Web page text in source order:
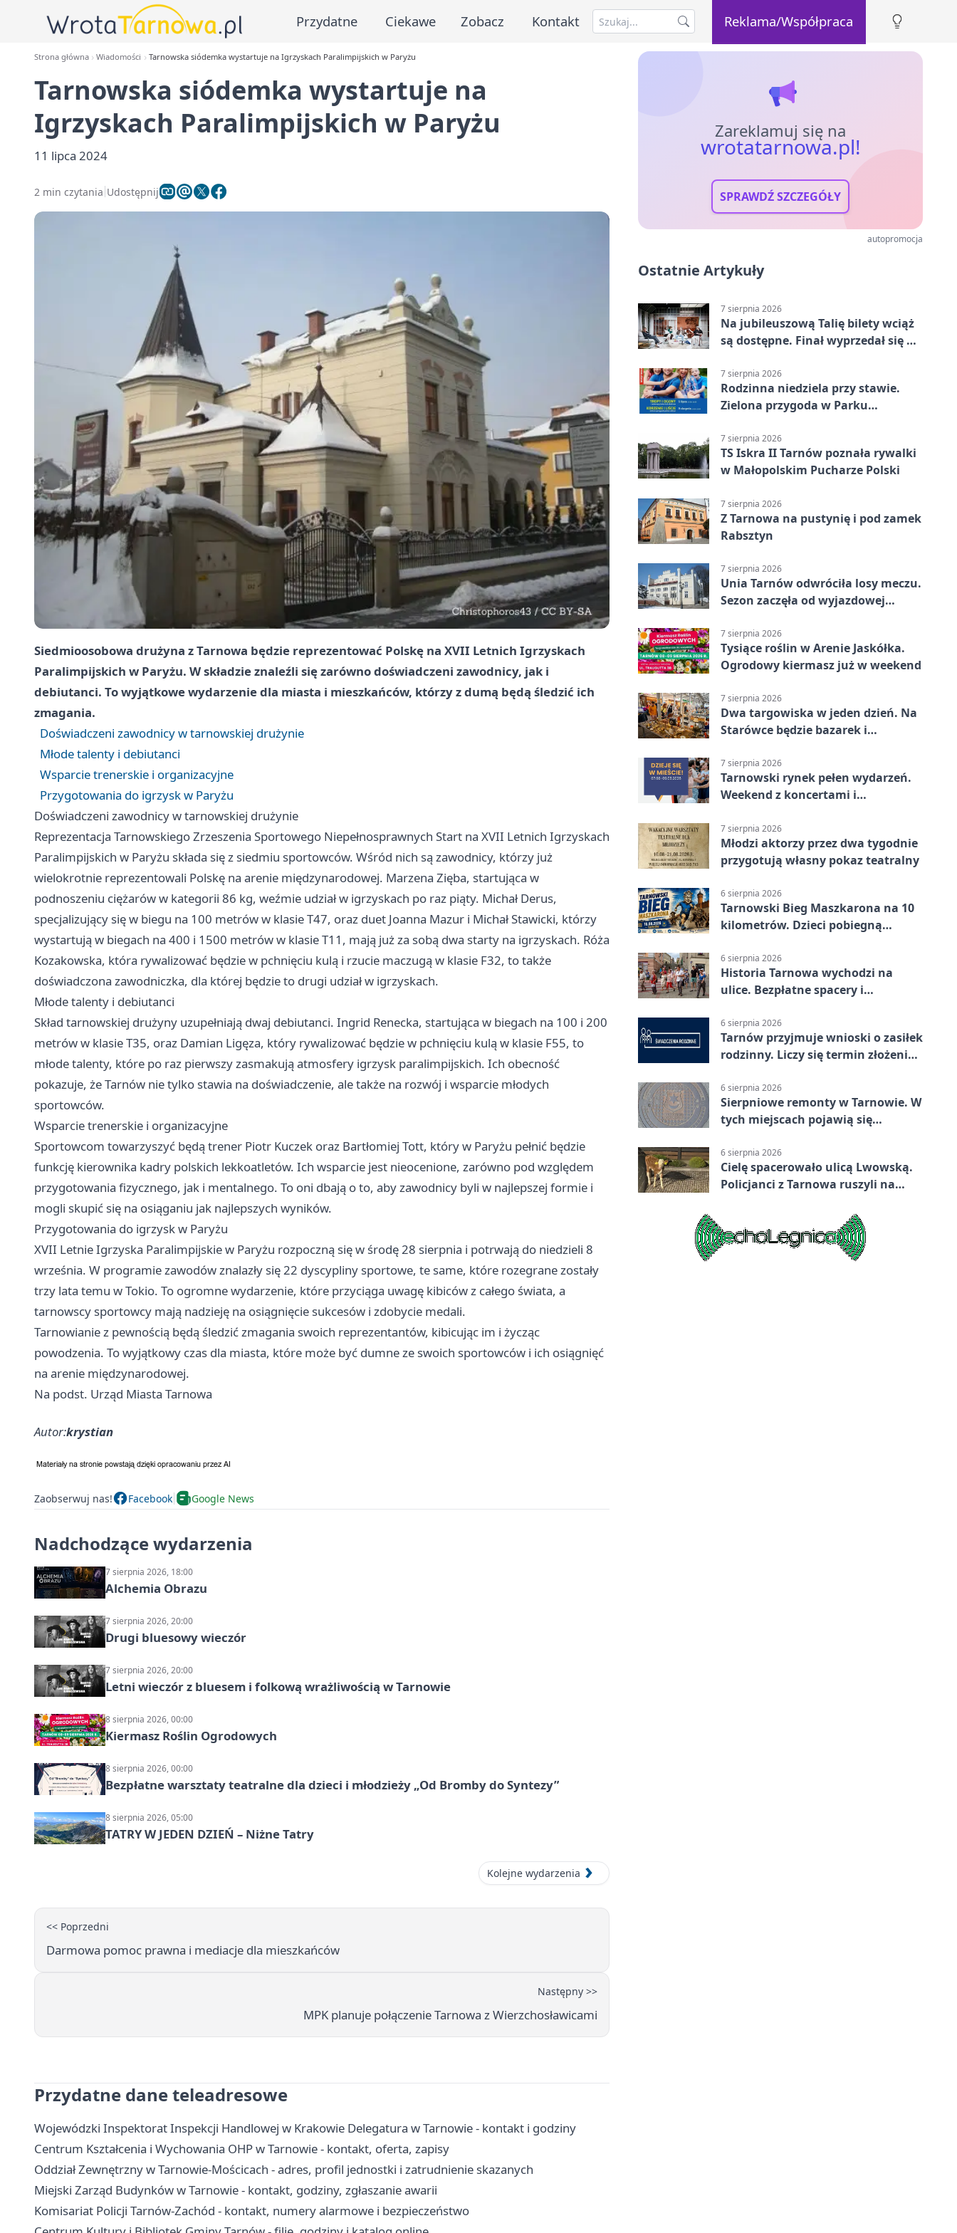
Przydatne Ciekawe Zobacz Kontakt Reklama/Współpraca
Strona główna Wiadomości Tarnowska siódemka wystartuje na Igrzyskach Paralimpijskich w Paryżu
Tarnowska siódemka wystartuje na
Igrzyskach Paralimpijskich w Paryżu
11 lipca 2024
2 min czytania Udostępnij
Siedmioosobowa drużyna z Tarnowa będzie reprezentować Polskę na XVII Letnich Igrzyskach
Paralimpijskich w Paryżu. W składzie znaleźli się zarówno doświadczeni zawodnicy, jak i
debiutanci. To wyjątkowe wydarzenie dla miasta i mieszkańców, którzy z dumą będą śledzić ich
zmagania.
Doświadczeni zawodnicy w tarnowskiej drużynie
Młode talenty i debiutanci
Wsparcie trenerskie i organizacyjne
Przygotowania do igrzysk w Paryżu
Doświadczeni zawodnicy w tarnowskiej drużynie
Reprezentacja Tarnowskiego Zrzeszenia Sportowego Niepełnosprawnych Start na XVII Letnich Igrzyskach
Paralimpijskich w Paryżu składa się z siedmiu sportowców. Wśród nich są zawodnicy, którzy już
wielokrotnie reprezentowali Polskę na arenie międzynarodowej. Marzena Zięba, startująca w
podnoszeniu ciężarów w kategorii 86 kg, weźmie udział w igrzyskach po raz piąty. Michał Derus,
specjalizujący się w biegu na 100 metrów w klasie T47, oraz duet Joanna Mazur i Michał Stawicki, którzy
wystartują w biegach na 400 i 1500 metrów w klasie T11, mają już za sobą dwa starty na igrzyskach. Róża
Kozakowska, która rywalizować będzie w pchnięciu kulą i rzucie maczugą w klasie F32, to także
doświadczona zawodniczka, dla której będzie to drugi udział w igrzyskach.
Młode talenty i debiutanci
Skład tarnowskiej drużyny uzupełniają dwaj debiutanci. Ingrid Renecka, startująca w biegach na 100 i 200
metrów w klasie T35, oraz Damian Ligęza, który rywalizować będzie w pchnięciu kulą w klasie F55, to
młode talenty, które po raz pierwszy zasmakują atmosfery igrzysk paralimpijskich. Ich obecność
pokazuje, żeTarnów nie tylko stawia na doświadczenie, ale także na rozwój i wsparcie młodych
sportowców.
Wsparcie trenerskie i organizacyjne
Sportowcom towarzyszyć będą trener Piotr Kuczek oraz Bartłomiej Tott, który w Paryżu pełnić będzie
funkcję kierownika kadry polskich lekkoatletów. Ich wsparcie jest nieocenione, zarówno pod względem
przygotowania fizycznego, jak i mentalnego. To oni dbają o to, aby zawodnicy byli w najlepszej formie i
mogli skupić się na osiąganiu jak najlepszych wyników.
Przygotowania do igrzysk w Paryżu
XVII Letnie Igrzyska Paralimpijskie w Paryżu rozpoczną się w środę 28 sierpnia i potrwają do niedzieli 8
września. W programie zawodów znalazły się 22 dyscypliny sportowe, te same, które rozegrane zostały
trzy lata temu w Tokio. To ogromne wydarzenie, które przyciąga uwagę kibiców z całego świata, a
tarnowscy sportowcy mają nadzieję na osiągnięcie sukcesów i zdobycie medali.
Tarnowianie z pewnością będą śledzić zmagania swoich reprezentantów, kibicując im i życząc
powodzenia. To wyjątkowy czas dla miasta, które może być dumne ze swoich sportowców i ich osiągnięć
na arenie międzynarodowej.
Na podst. Urząd Miasta Tarnowa
Autor:krystian
Zaobserwuj nas! Facebook Google News
Nadchodzące wydarzenia
7 sierpnia 2026, 18:00
Alchemia Obrazu
7 sierpnia 2026, 20:00
Drugi bluesowy wieczór
7 sierpnia 2026, 20:00
Letni wieczór z bluesem i folkową wrażliwością w Tarnowie
8 sierpnia 2026, 00:00
Kiermasz Roślin Ogrodowych
8 sierpnia 2026, 00:00
Bezpłatne warsztaty teatralne dla dzieci i młodzieży „Od Bromby do Syntezy”
8 sierpnia 2026, 05:00
TATRY W JEDEN DZIEŃ – Niżne Tatry
Kolejne wydarzenia
<< Poprzedni
Darmowa pomoc prawna i mediacje dla mieszkańców
Następny >>
MPK planuje połączenie Tarnowa z Wierzchosławicami
Przydatne dane teleadresowe
Wojewódzki Inspektorat Inspekcji Handlowej w Krakowie Delegatura w Tarnowie - kontakt i godziny
Centrum Kształcenia i Wychowania OHP w Tarnowie - kontakt, oferta, zapisy
Oddział Zewnętrzny w Tarnowie-Mościcach - adres, profil jednostki i zatrudnienie skazanych
Miejski Zarząd Budynków w Tarnowie - kontakt, godziny, zgłaszanie awarii
Komisariat Policji Tarnów-Zachód - kontakt, numery alarmowe i bezpieczeństwo
Zareklamuj się na
wrotatarnowa.pl!
SPRAWDŹ SZCZEGÓŁY
autopromocja
Ostatnie Artykuły
7 sierpnia 2026
Na jubileuszową Talię bilety wciąż
są dostępne. Finał wyprzedał się w
7 sierpnia 2026
Rodzinna niedziela przy stawie.
Zielona przygoda w Parku
7 sierpnia 2026
TS Iskra II Tarnów poznała rywalki
w Małopolskim Pucharze Polski
7 sierpnia 2026
Z Tarnowa na pustynię i pod zamek
Rabsztyn
7 sierpnia 2026
Unia Tarnów odwróciła losy meczu.
Sezon zaczęła od wyjazdowej
7 sierpnia 2026
Tysiące roślin w Arenie Jaskółka.
Ogrodowy kiermasz już w weekend
7 sierpnia 2026
Dwa targowiska w jeden dzień. Na
Starówce będzie bazarek i
7 sierpnia 2026
Tarnowski rynek pełen wydarzeń.
Weekend z koncertami i
7 sierpnia 2026
Młodzi aktorzy przez dwa tygodnie
przygotują własny pokaz teatralny
6 sierpnia 2026
Tarnowski Bieg Maszkarona na 10
kilometrów. Dzieci pobiegną
6 sierpnia 2026
Historia Tarnowa wychodzi na
ulice. Bezpłatne spacery i
6 sierpnia 2026
Tarnów przyjmuje wnioski o zasiłek
rodzinny. Liczy się termin złożenia
6 sierpnia 2026
Sierpniowe remonty w Tarnowie. W
tych miejscach pojawią się
6 sierpnia 2026
Cielę spacerowało ulicą Lwowską.
Policjanci z Tarnowa ruszyli na